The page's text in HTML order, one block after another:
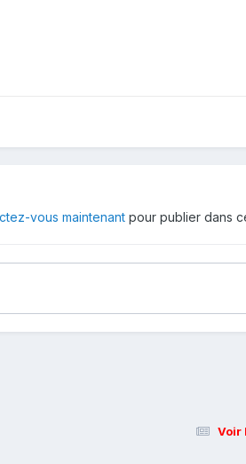
vous maintenant pour publier dans
Voir